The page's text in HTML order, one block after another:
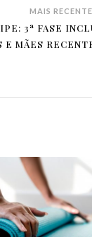
MAIS
3ª FASE
E MÃES